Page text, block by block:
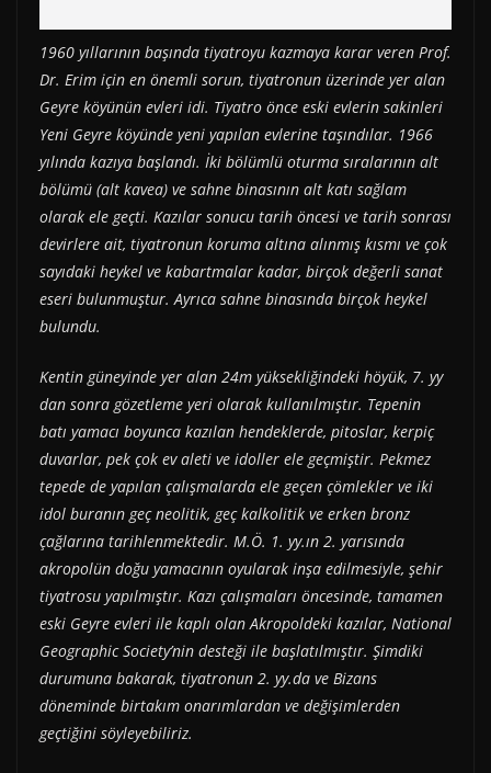
1960 yıllarının başında tiyatroyu kazmaya karar veren Prof.
Dr. Erim için en önemli sorun, tiyatronun üzerinde yer alan
Geyre köyünün evleri idi. Tiyatro önce eski evlerin sakinleri
Yeni Geyre köyünde yeni yapılan evlerine taşındılar. 1966
yılında kazıya başlandı. İki bölümlü oturma sıralarının alt
bölümü (alt kavea) ve sahne binasının alt katı sağlam
olarak ele geçti. Kazılar sonucu tarih öncesi ve tarih sonrası
devirlere ait, tiyatronun koruma altına alınmış kısmı ve çok
sayıdaki heykel ve kabartmalar kadar, birçok değerli sanat
eseri bulunmuştur. Ayrıca sahne binasında birçok heykel
bulundu.
Kentin güneyinde yer alan 24m yüksekliğindeki höyük, 7. yy
dan sonra gözetleme yeri olarak kullanılmıştır. Tepenin
batı yamacı boyunca kazılan hendeklerde, pitoslar, kerpiç
duvarlar, pek çok ev aleti ve idoller ele geçmiştir. Pekmez
tepede de yapılan çalışmalarda ele geçen çömlekler ve iki
idol buranın geç neolitik, geç kalkolitik ve erken bronz
çağlarına tarihlenmektedir. M.Ö. 1. yy.ın 2. yarısında
akropolün doğu yamacının oyularak inşa edilmesiyle, şehir
tiyatrosu yapılmıştır. Kazı çalışmaları öncesinde, tamamen
eski Geyre evleri ile kaplı olan Akropoldeki kazılar, National
Geographic Society’nin desteği ile başlatılmıştır. Şimdiki
durumuna bakarak, tiyatronun 2. yy.da ve Bizans
döneminde birtakım onarımlardan ve değişimlerden
geçtiğini söyleyebiliriz.